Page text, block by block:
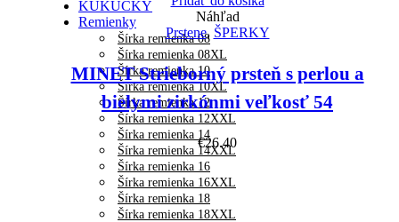
KUKUČKY
Remienky
Šírka remienka 08
Šírka remienka 08XL
Šírka remienka 10
Šírka remienka 10XL
Šírka remienka 12
Šírka remienka 12XXL
Šírka remienka 14
Šírka remienka 14XXL
Šírka remienka 16
Šírka remienka 16XXL
Šírka remienka 18
Šírka remienka 18XXL
Náhľad
Prstene, ŠPERKY
MINET Strieborný prsteň s perlou a
bielymi zirkónmi veľkosť 54
€26.40